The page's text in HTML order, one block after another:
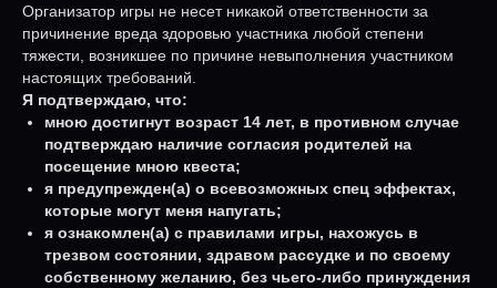
Организатор игры не несет никакой ответственности за
причинение вреда здоровью участника любой степени
тяжести, возникшее по причине невыполнения участником
настоящих требований.
Я подтверждаю, что:
мною достигнут возраст 14 лет, в противном случае
подтверждаю наличие согласия родителей на
посещение мною квеста;
я предупрежден(а) о всевозможных спец эффектах,
которые могут меня напугать;
я ознакомлен(а) с правилами игры, нахожусь в
трезвом состоянии, здравом рассудке и по своему
собственному желанию, без чьего-либо принуждения